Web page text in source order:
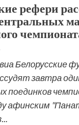
рефери
Белорусские
завтра
поединков
афинским